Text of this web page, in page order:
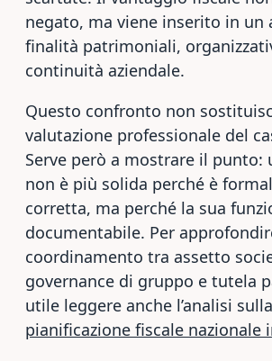
negato, ma viene inserito in un
finalità patrimoniali,
continuità aziendale.
Questo confronto non
valutazione professionale del
Serve però a mostrare il punto:
non è più solida perché è
corretta, ma perché la sua
documentabile. Per
coordinamento tra assetto
governance di gruppo e tutela
utile leggere anche l’analisi sulla
pianificazione fiscale nazionale